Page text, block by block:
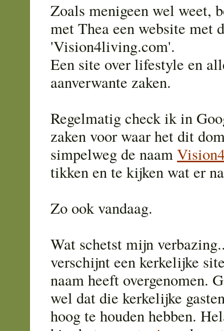
Zoals menigeen wel weet,
met Thea een website met
'Vision4living.com'.
Een site over lifestyle en
aanverwante zaken.
Regelmatig check ik in
zaken voor waar het dit
simpelweg de naam
tikken en te kijken wat er
Zo ook vandaag.
Wat schetst mijn
verschijnt een kerkelijke
naam heeft overgenomen.
wel dat die kerkelijke
hoog te houden hebben.